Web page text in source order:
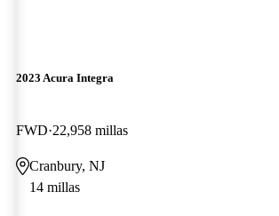
2023 Acura Integra
FWD 22,958 millas
Cranbury, NJ
14 millas